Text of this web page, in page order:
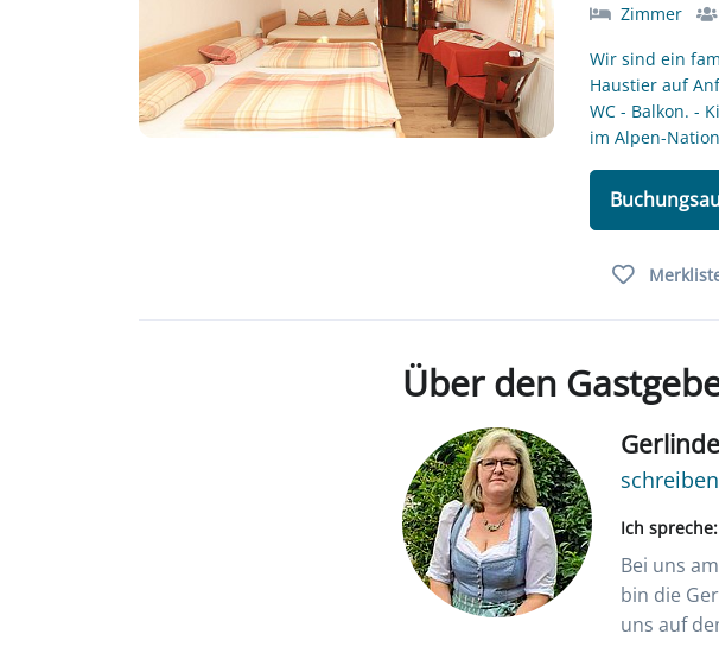
Zimmer
Wir sind ein
Haustier auf
WC - Balkon. -
im Alpen-
Über den
schreiben
Ich spreche:
Bei uns
bin die
uns auf